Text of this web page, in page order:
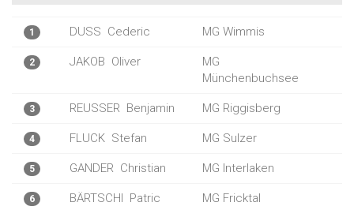
1 DUSS Cederic MG Wimmis
2 JAKOB Oliver
MG
Münchenbuchsee
3 REUSSER Benjamin MG Riggisberg
4 FLUCK Stefan MG Sulzer
5 GANDER Christian MG Interlaken
6 BÄRTSCHI Patric MG Fricktal